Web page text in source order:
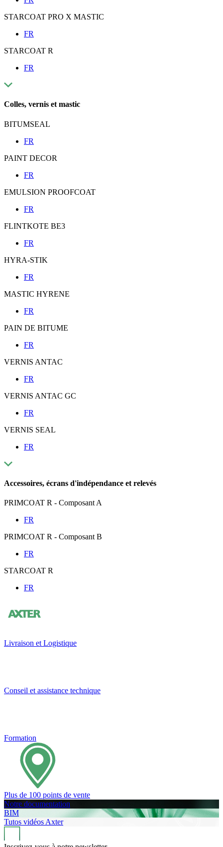
STARCOAT PRO X MASTIC
FR
STARCOAT R
FR
Colles, vernis et mastic
BITUMSEAL
FR
PAINT DECOR
FR
EMULSION PROOFCOAT
FR
FLINTKOTE BE3
FR
HYRA-STIK
FR
MASTIC HYRENE
FR
PAIN DE BITUME
FR
VERNIS ANTAC
FR
VERNIS ANTAC GC
FR
VERNIS SEAL
FR
Accessoires, écrans d'indépendance et relevés
PRIMCOAT R - Composant A
FR
PRIMCOAT R - Composant B
FR
STARCOAT R
FR
Livraison et Logistique
Conseil et assistance technique
Formation
Plus de 100 points de vente
Notre documentation
BIM
Tutos vidéos Axter